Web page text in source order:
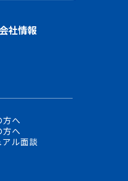
会社情報
方へ
方へ
アル面談